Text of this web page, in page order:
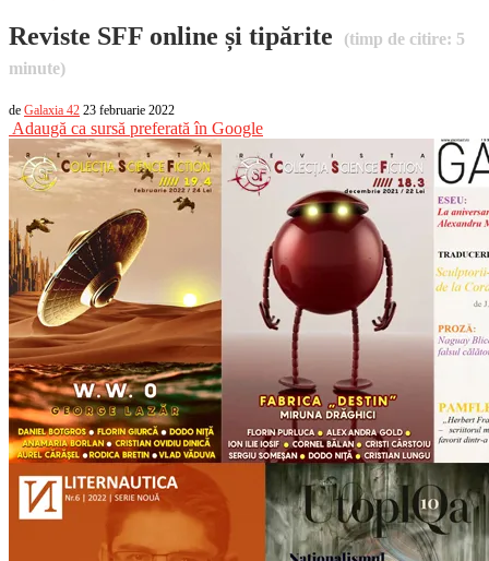
Reviste SFF online și tipărite (timp de citire: 5
minute)
de Galaxia 42 23 februarie 2022
Adaugă ca sursă preferată în Google